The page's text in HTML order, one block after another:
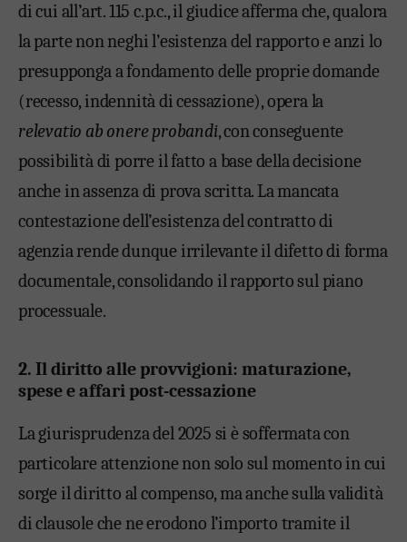
di cui all’art. 115 c.p.c., il giudice afferma che, qualora
la parte non neghi l’esistenza del rapporto e anzi lo
presupponga a fondamento delle proprie domande
(recesso, indennità di cessazione), opera la
relevatio ab onere probandi, con conseguente
possibilità di porre il fatto a base della decisione
anche in assenza di prova scritta. La mancata
contestazione dell’esistenza del contratto di
agenzia rende dunque irrilevante il difetto di forma
documentale, consolidando il rapporto sul piano
processuale.
2. Il diritto alle provvigioni: maturazione,
spese e affari post-cessazione
La giurisprudenza del 2025 si è soffermata con
particolare attenzione non solo sul momento in cui
sorge il diritto al compenso, ma anche sulla validità
di clausole che ne erodono l’importo tramite il